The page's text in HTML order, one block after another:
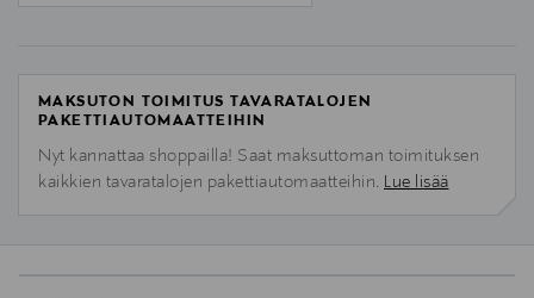
MAKSUTON TOIMITUS TAVARATALOJEN
PAKETTIAUTOMAATTEIHIN
Nyt kannattaa shoppailla! Saat maksuttoman toimituksen
kaikkien tavaratalojen pakettiautomaatteihin. Lue lisää